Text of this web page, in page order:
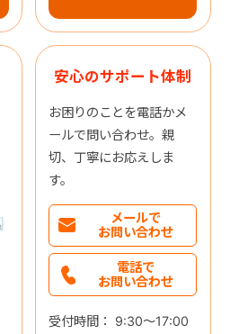
安心のサポート体制
お困りのことを電話かメ
ールで問い合わせ。親
切、丁寧にお応えしま
す。
メールで
お問い合わせ
電話で
お問い合わせ
受付時間： 9:30～17:00